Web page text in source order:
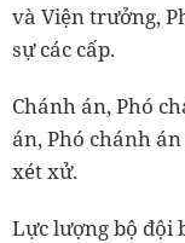
và Viện trưởng,
sự các cấp.
Chánh án, Phó
án, Phó chánh
xét xử.
Lực lượng bộ đội